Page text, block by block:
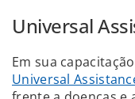
Universal
Em sua
Universal